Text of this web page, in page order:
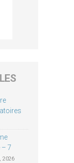
– 7
2026